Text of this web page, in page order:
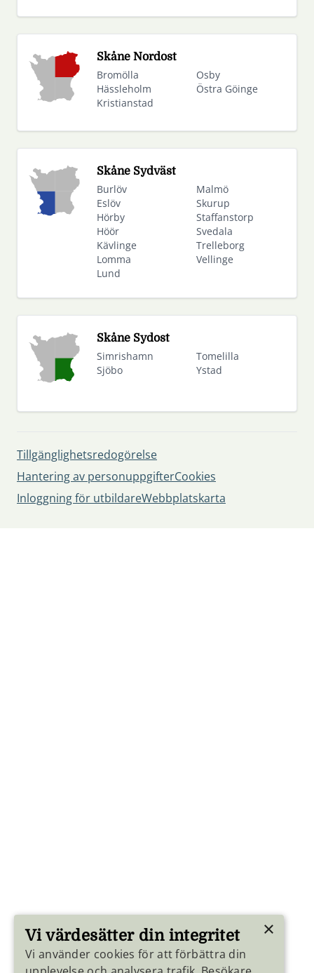
Skåne Nordost
Bromölla
Hässleholm
Kristianstad
Osby
Östra Göinge
Skåne Sydväst
Burlöv
Eslöv
Hörby
Höör
Kävlinge
Lomma
Lund
Malmö
Skurup
Staffanstorp
Svedala
Trelleborg
Vellinge
Skåne Sydost
Simrishamn
Sjöbo
Tomelilla
Ystad
Tillgänglighetsredogörelse
Hantering av personuppgifterCookies
Inloggning för utbildareWebbplatskarta
×
Vi värdesätter din integritet
Vi använder cookies för att förbättra din